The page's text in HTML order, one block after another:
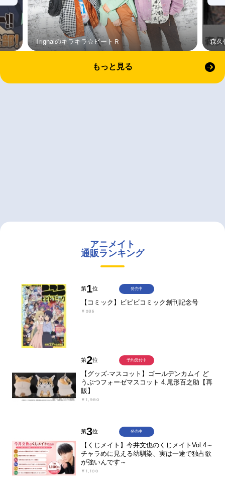
Trignalのキラキラ☆ビートＲ 森久
もっと見る
アニメイト
通販ランキング
第1位
【コミック】ビビビコミック創刊記念号
￥935
発売中
第2位
【グッズ-マスコット】ゴールデンカムイ ど
うぶつフォーゼマスコット 4.尾形百之助【再
販】
￥1,980
予約受付中
第3位
【くじメイト】今井文也のくじメイトVol.4～
チャラめに見える幼馴染、実は一途で独占欲
が強いんです～
￥1,100
発売中